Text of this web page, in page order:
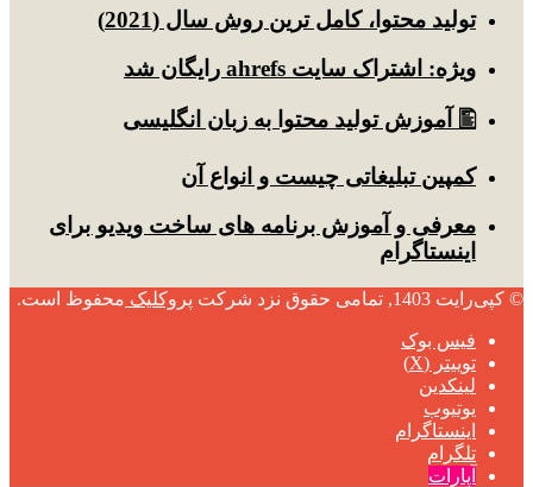
توليد محتوا، کامل ترین روش سال (2021)
ویژه: اشتراک سایت ahrefs رایگان شد
🖺 آموزش تولید محتوا به زبان انگلیسی
کمپین تبلیغاتی چیست و انواع آن
معرفی و آموزش برنامه های ساخت ویدیو برای
اینستاگرام
© کپی‌رایت 1403, تمامی حقوق نزد شرکت پروکلیک محفوظ است.
فیس بوک
توییتر (X)
لینکدین
یوتیوب
اینستاگرام
تلگرام
آپارات